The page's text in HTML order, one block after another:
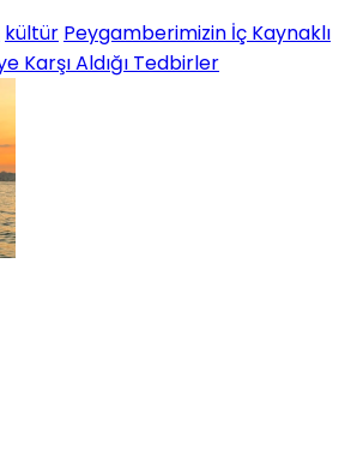
kültür Peygamberimizin İç Kaynaklı
Karşı Aldığı Tedbirler